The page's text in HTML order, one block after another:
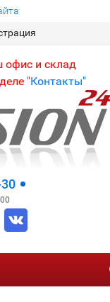
офис и склад
"Контакты"